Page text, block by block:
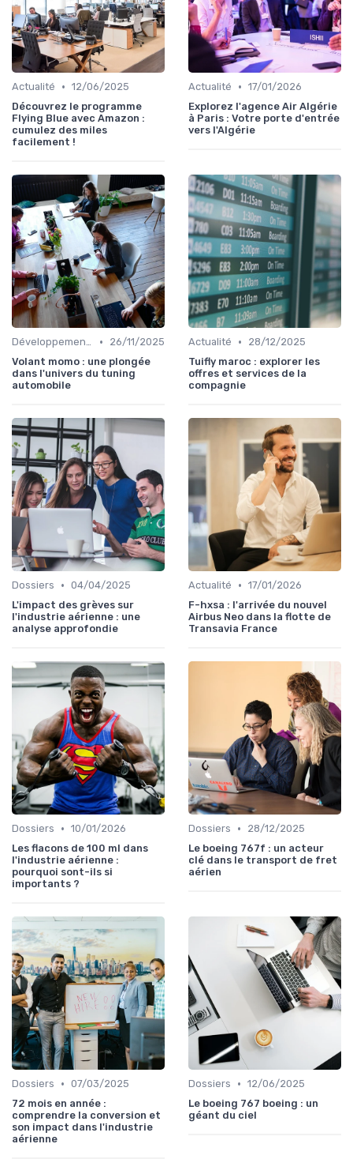
Actualité • 12/06/2025
Découvrez le programme
Flying Blue avec Amazon :
cumulez des miles
facilement !
Actualité • 17/01/2026
Explorez l'agence Air Algérie
à Paris : Votre porte d'entrée
vers l'Algérie
Développement personnel •
26/11/2025
Volant momo : une plongée
dans l'univers du tuning
automobile
Actualité •
28/12/2025
Tuifly maroc : explorer les
offres et services de la
compagnie
Dossiers • 04/04/2025
L'impact des grèves sur
l'industrie aérienne : une
analyse approfondie
Actualité • 17/01/2026
F-hxsa : l'arrivée du nouvel
Airbus Neo dans la flotte de
Transavia France
Dossiers • 10/01/2026
Les flacons de 100 ml dans
l'industrie aérienne :
pourquoi sont-ils si
importants ?
Dossiers •
28/12/2025
Le boeing 767f : un acteur
clé dans le transport de fret
aérien
Dossiers • 07/03/2025
72 mois en année :
comprendre la conversion et
son impact dans l'industrie
aérienne
Dossiers • 12/06/2025
Le boeing 767 boeing : un
géant du ciel